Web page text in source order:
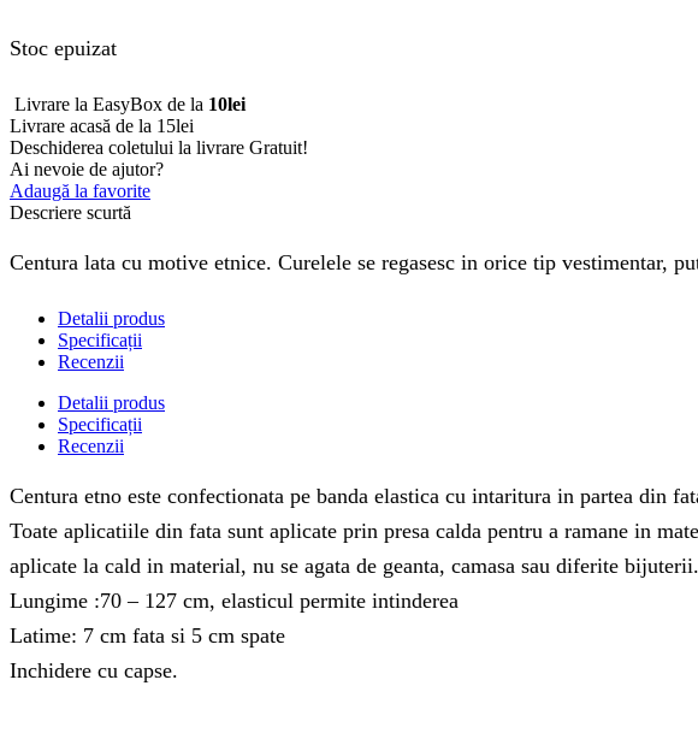
Stoc epuizat
Livrare la EasyBox de la 10lei
Livrare acasă de la 15lei
Deschiderea coletului la livrare Gratuit!
Ai nevoie de ajutor?
Adaugă la favorite
Descriere scurtă
Centura lata cu motive etnice. Curelele se regasesc in orice tip vestimentar,
Detalii produs
Specificații
Recenzii
Detalii produs
Specificații
Recenzii
Centura etno este confectionata pe banda elastica cu intaritura in partea din
Toate aplicatiile din fata sunt aplicate prin presa calda pentru a ramane in
aplicate la cald in material, nu se agata de geanta, camasa sau diferite
Lungime :70 – 127 cm, elasticul permite intinderea
Latime: 7 cm fata si 5 cm spate
Inchidere cu capse.